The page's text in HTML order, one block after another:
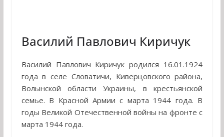
Василий Павлович Киричук
Василий Павлович Киричук родился 16.01.1924
года в селе Словатичи, Киверцовского района,
Волынской области Украины, в крестьянской
семье. В Красной Армии с марта 1944 года. В
годы Великой Отечественной войны на фронте с
марта 1944 года.